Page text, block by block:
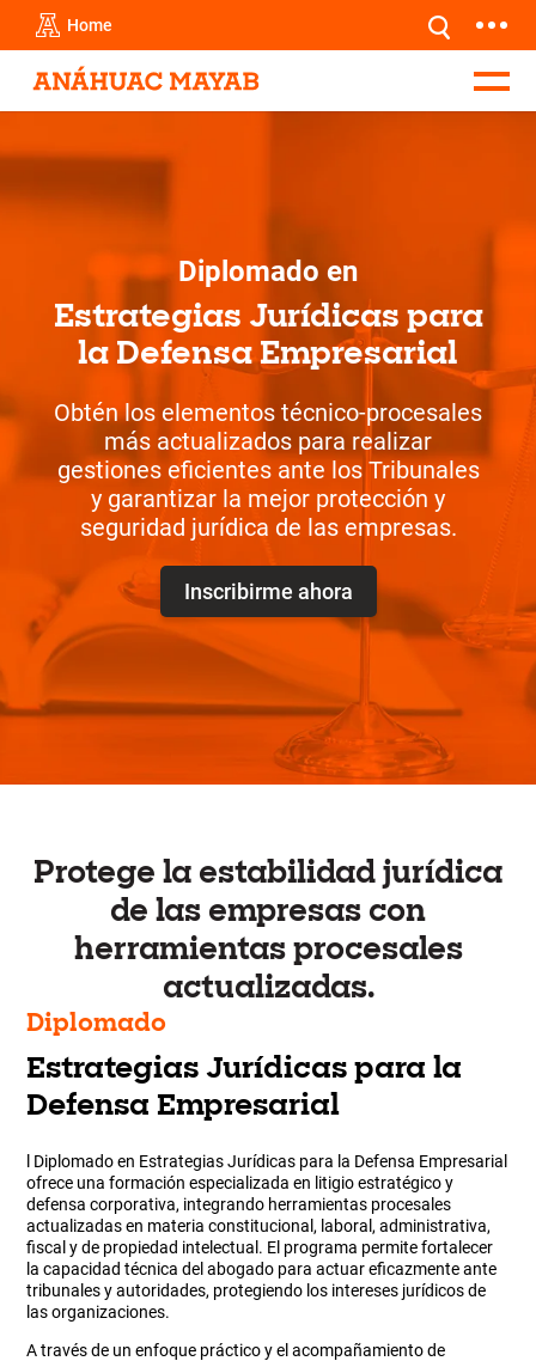
Home
Diplomado en
Estrategias Jurídicas para
la Defensa Empresarial
Obtén los elementos técnico-procesales
más actualizados para realizar
gestiones eficientes ante los Tribunales
y garantizar la mejor protección y
seguridad jurídica de las empresas.
Inscribirme ahora
Protege la estabilidad jurídica
de las empresas con
herramientas procesales
actualizadas.
Diplomado
Estrategias Jurídicas para la
Defensa Empresarial
l Diplomado en Estrategias Jurídicas para la Defensa Empresarial
ofrece una formación especializada en litigio estratégico y
defensa corporativa, integrando herramientas procesales
actualizadas en materia constitucional, laboral, administrativa,
fiscal y de propiedad intelectual. El programa permite fortalecer
la capacidad técnica del abogado para actuar eficazmente ante
tribunales y autoridades, protegiendo los intereses jurídicos de
las organizaciones.
A través de un enfoque práctico y el acompañamiento de